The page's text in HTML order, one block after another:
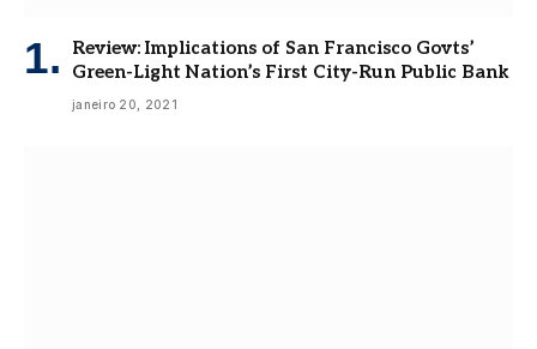
Review: Implications of San Francisco Govts’
Green-Light Nation’s First City-Run Public Bank
janeiro 20, 2021